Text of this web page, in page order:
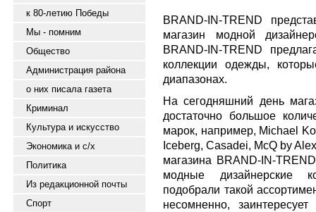
к 80-летию Победы
Мы - помним
Общество
Администрация района
о них писала газета
Криминал
Культура и искусство
Экономика и с/х
Политика
Из редакционной почты
Спорт
BRAND-IN-TREND
магазин модной
BRAND-IN-TREND
коллекции одежды,
диапазонах.
На сегодняшний день
достаточно большое
марок, например, Michael
Iceberg, Casadei, McQ by
магазина BRAND-IN-
модные дизайнерские
подобрали такой
несомненно,